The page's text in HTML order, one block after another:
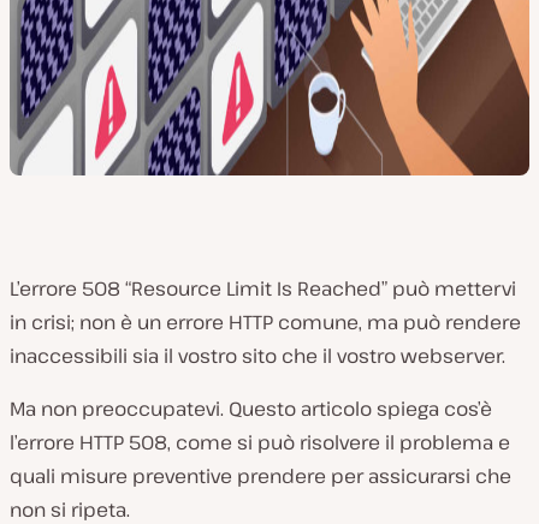
L’errore 508 “Resource Limit Is Reached” può mettervi
in crisi; non è un errore HTTP comune, ma può rendere
inaccessibili sia il vostro sito che il vostro webserver.
Ma non preoccupatevi. Questo articolo spiega cos’è
l’errore HTTP 508, come si può risolvere il problema e
quali misure preventive prendere per assicurarsi che
non si ripeta.